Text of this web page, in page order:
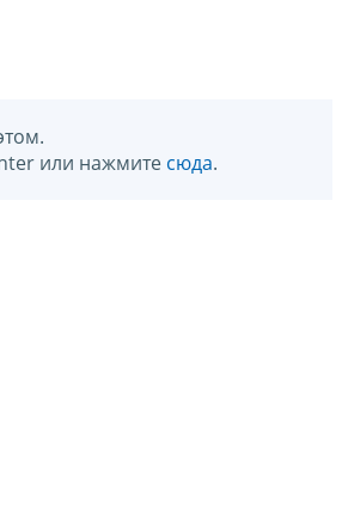
или нажмите сюда.